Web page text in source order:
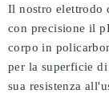
Il nostro elettrodo
con precisione il
corpo in
per la superficie
sua resistenza